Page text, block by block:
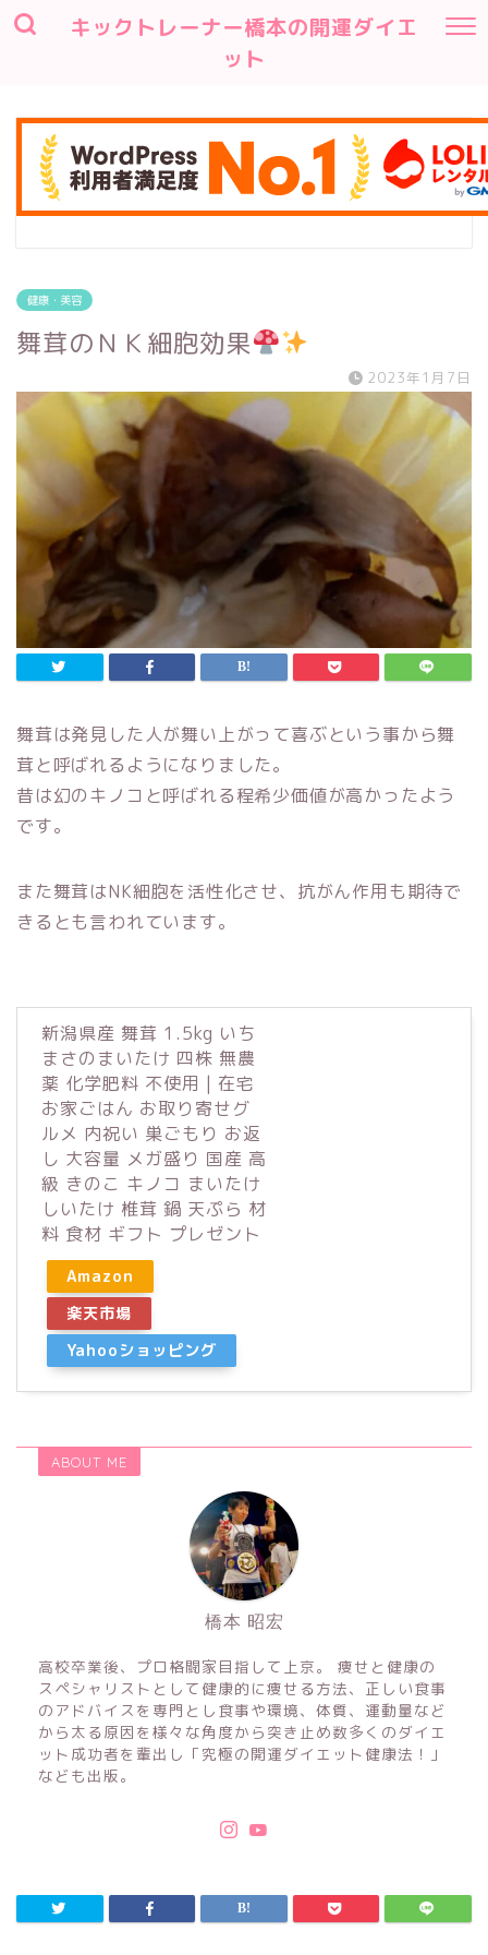
キックトレーナー橋本の開運ダイエ
ット
健康・美容
舞茸のＮＫ細胞効果
2023年1月7日
舞茸は発見した人が舞い上がって喜ぶという事から舞
茸と呼ばれるようになりました。
昔は幻のキノコと呼ばれる程希少価値が高かったよう
です。
また舞茸はNK細胞を活性化させ、抗がん作用も期待で
きるとも言われています。
新潟県産 舞茸 1.5kg いち
まさのまいたけ 四株 無農
薬 化学肥料 不使用 | 在宅
お家ごはん お取り寄せグ
ルメ 内祝い 巣ごもり お返
し 大容量 メガ盛り 国産 高
級 きのこ キノコ まいたけ
しいたけ 椎茸 鍋 天ぷら 材
料 食材 ギフト プレゼント
Amazon
楽天市場
Yahooショッピング
ABOUT ME
橋本 昭宏
高校卒業後、プロ格闘家目指して上京。 痩せと健康の
スペシャリストとして健康的に痩せる方法、正しい食事
のアドバイスを専門とし食事や環境、体質、運動量など
から太る原因を様々な角度から突き止め数多くのダイエ
ット成功者を輩出し「究極の開運ダイエット健康法！」
なども出版。